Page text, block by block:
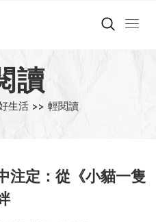
讀
生活 >> 輕閱讀
注定：從《小貓一隻